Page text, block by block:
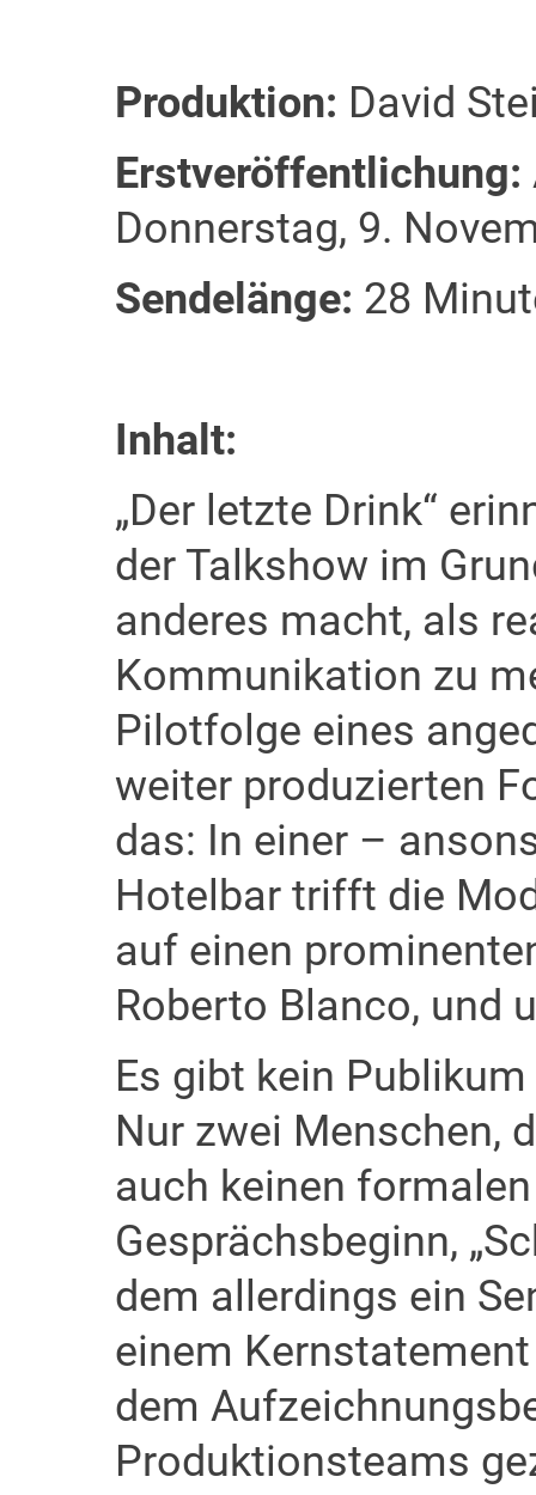
Produktion: David
Erstveröffentlichung:
Donnerstag, 9.
Sendelänge: 28
Inhalt:
„Der letzte Drink“
der Talkshow im
anderes macht, als
Kommunikation zu
Pilotfolge eines
weiter produzierten
das: In einer –
Hotelbar trifft die
auf einen
Roberto Blanco, und
Es gibt kein
Nur zwei Menschen,
auch keinen
Gesprächsbeginn,
dem allerdings ein
einem
dem
Produktionsteams